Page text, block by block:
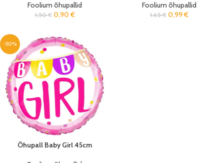
Foolium õhupallid
1,50€ 0,90 €
Foolium õhupallid
1,65€ 0,99€
-50%
Õhupall Baby Girl 45cm